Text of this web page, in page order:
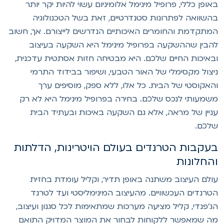
כללי, פרופיל מינימל אלומיניום עשוי להיות יקר יותר
לפתרונות סטנדרטיים, זאת בשל הטכנולוגיה
והחומרים האיכותיים הנדרשים לייצורם. אך, חשוב
שההשקעה בפרופיל מינימל היא השקעה בעיצוב
החיים שלכם. היא מבטיחה חזות אסתטית עדכנית,
מקסימלי של האור הטבעי, ושיפור בבידוד התרמי
של הבית. כל אלו, ללא ספק, מוסיפים ערך
לנכס שלכם. בחירה בפרופיל מינימל היא לא רק
של מראה, אלא גם השקעה באיכות ובעתיד הבית
הטרנדים בעולם הויטרינות, הדלתות
העיצוב משתנה באופן תדיר, וקליל עומדת בחזית
העכשוויים. מהעיצוב המינימליסטי ועד לטרנד
קליל מציעה מערכות שמתאימות לכל סגנון ועיצוב,
שמאפשר ללקוחות לבחור את המוצר המדויק התואם